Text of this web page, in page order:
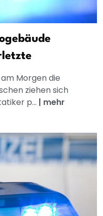
Morgen die
ziehen sich
p... | mehr